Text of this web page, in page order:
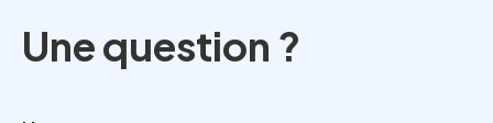
Une question ?